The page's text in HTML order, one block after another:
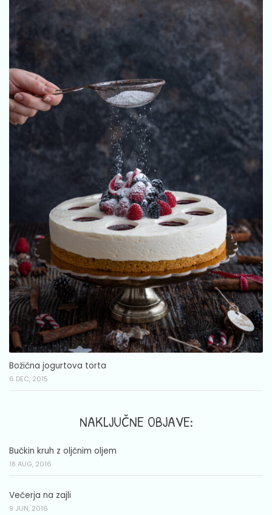
Božična jogurtova torta
6 DEC, 2015
NAKLJUČNE OBJAVE:
Bučkin kruh z oljčnim oljem
18 AUG, 2016
Večerja na zajli
9 JUN, 2016